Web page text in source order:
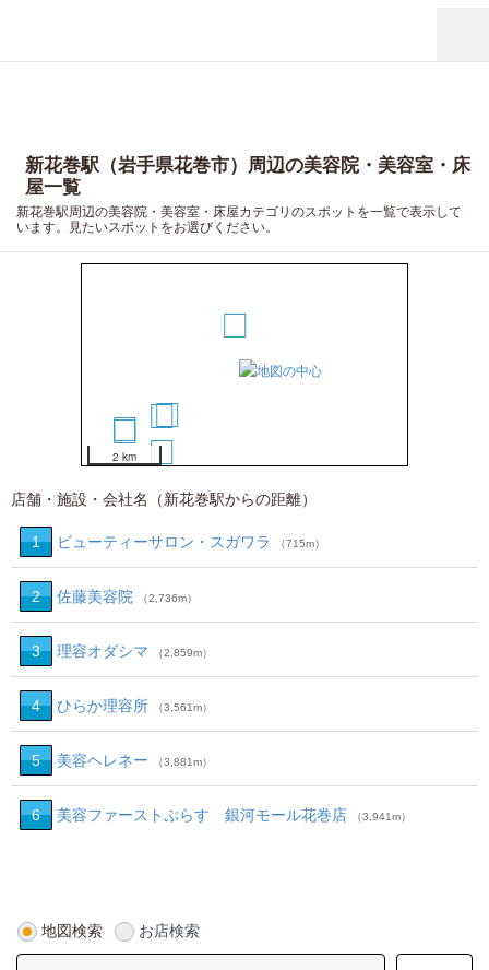
新花巻駅（岩手県花巻市）周辺の美容院・美容室・床
屋一覧
新花巻駅周辺の美容院・美容室・床屋カテゴリのスポットを一覧で表示して
います。見たいスポットをお選びください。
4
2 km
店舗・施設・会社名（新花巻駅からの距離）
1 ビューティーサロン・スガワラ （715m）
2 佐藤美容院 （2,736m）
3 理容オダシマ （2,859m）
4 ひらか理容所 （3,561m）
5 美容ヘレネー （3,881m）
6 美容ファーストぷらす 銀河モール花巻店 （3,941m）
地図検索 お店検索